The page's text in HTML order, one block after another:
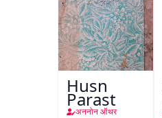
Husn
Parast
अननोन ऑथर